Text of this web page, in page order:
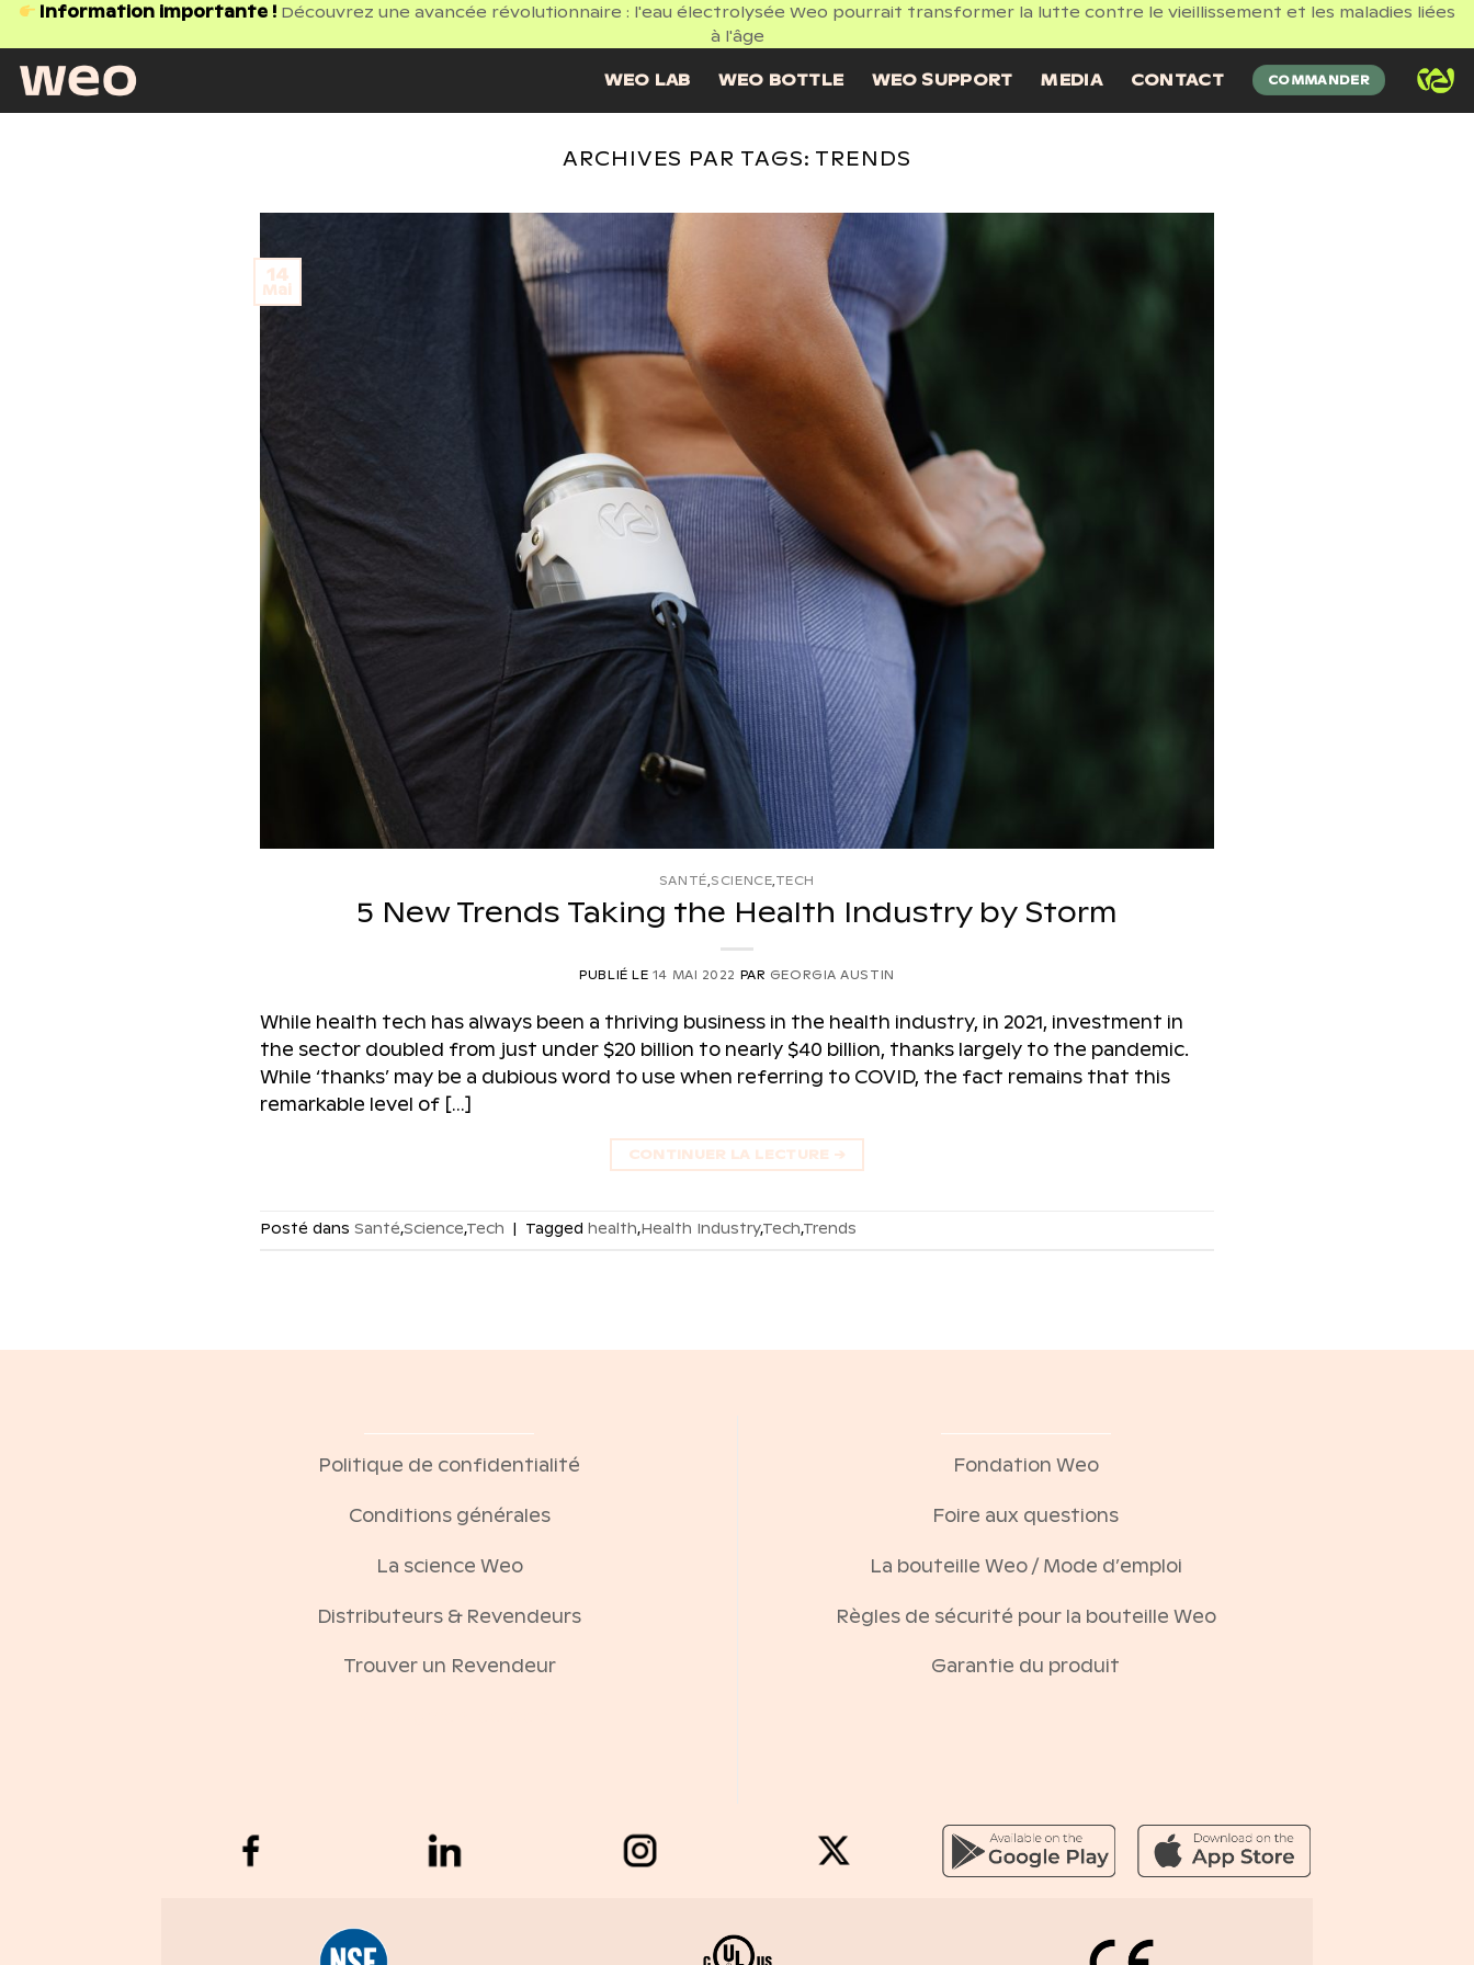
Passer
contenu
Information importante ! Découvrez une avancée révolutionnaire : l'eau électrolysée Weo pourrait transformer la lutte contre le vieillissement et les maladies liées
à l'âge
WEO LAB WEO BOTTLE WEO SUPPORT MEDIA CONTACT COMMANDER
ARCHIVES PAR TAGS: TRENDS
14
Mai
SANTÉ,SCIENCE,TECH
5 New Trends Taking the Health Industry by Storm
PUBLIÉ LE 14 MAI 2022 PAR GEORGIA AUSTIN
While health tech has always been a thriving business in the health industry, in 2021, investment in
the sector doubled from just under $20 billion to nearly $40 billion, thanks largely to the pandemic.
While ‘thanks’ may be a dubious word to use when referring to COVID, the fact remains that this
remarkable level of […]
CONTINUER LA LECTURE →
Posté dans Santé,Science,Tech Tagged health,Health Industry,Tech,Trends
Politique de confidentialité
Conditions générales
La science Weo
Distributeurs & Revendeurs
Trouver un Revendeur
Fondation Weo
Foire aux questions
La bouteille Weo / Mode d’emploi
Règles de sécurité pour la bouteille Weo
Garantie du produit